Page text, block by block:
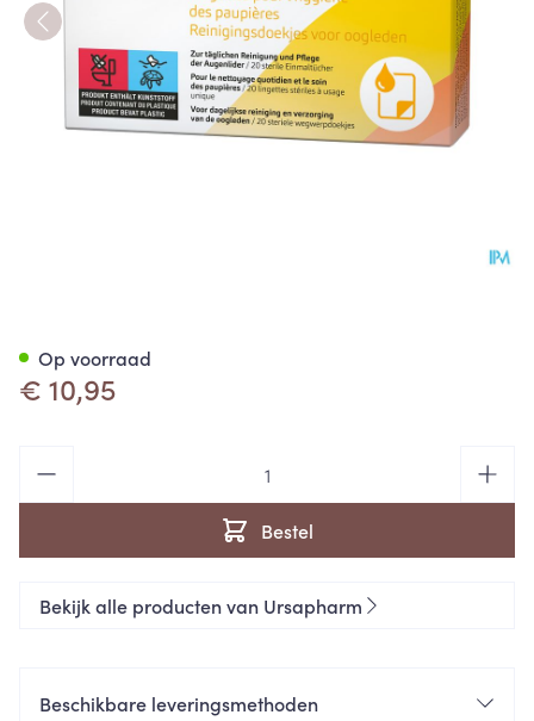
€ 10,95
Bestel
Op voorraad
Bekijk alle producten van Ursapharm
Beschikbare leveringsmethoden